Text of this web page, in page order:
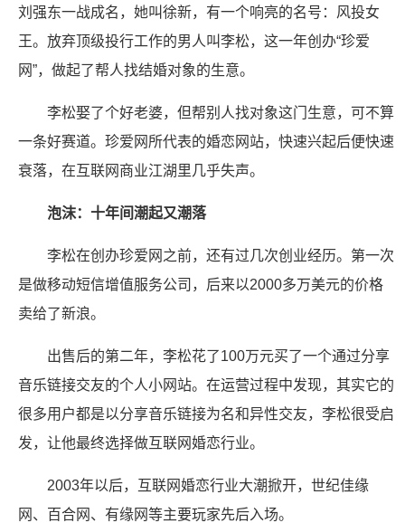
刘强东一战成名，她叫徐新，有一个响亮的名号：风投女
王。放弃顶级投行工作的男人叫李松，这一年创办“珍爱
网”，做起了帮人找结婚对象的生意。
李松娶了个好老婆，但帮别人找对象这门生意，可不算
一条好赛道。珍爱网所代表的婚恋网站，快速兴起后便快速
衰落，在互联网商业江湖里几乎失声。
泡沫：十年间潮起又潮落
李松在创办珍爱网之前，还有过几次创业经历。第一次
是做移动短信增值服务公司，后来以2000多万美元的价格
卖给了新浪。
出售后的第二年，李松花了100万元买了一个通过分享
音乐链接交友的个人小网站。在运营过程中发现，其实它的
很多用户都是以分享音乐链接为名和异性交友，李松很受启
发，让他最终选择做互联网婚恋行业。
2003年以后，互联网婚恋行业大潮掀开，世纪佳缘
网、百合网、有缘网等主要玩家先后入场。